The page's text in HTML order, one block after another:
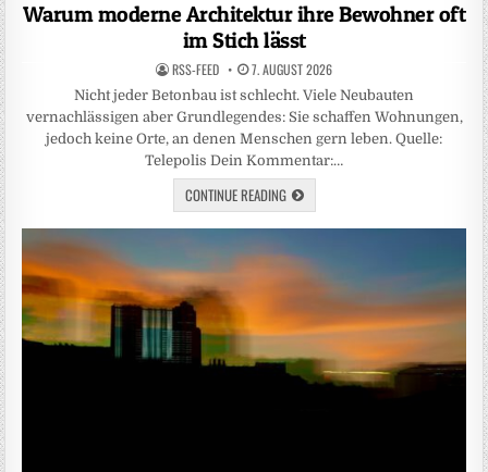
Warum moderne Architektur ihre Bewohner oft
im Stich lässt
RSS-FEED 7. AUGUST 2026
Nicht jeder Betonbau ist schlecht. Viele Neubauten
vernachlässigen aber Grundlegendes: Sie schaffen Wohnungen,
jedoch keine Orte, an denen Menschen gern leben. Quelle:
Telepolis Dein Kommentar:…
CONTINUE READING